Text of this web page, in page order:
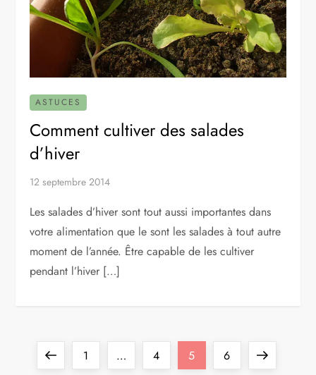
ASTUCES
Comment cultiver des salades
d’hiver
12 septembre 2014
Les salades d’hiver sont tout aussi importantes dans
votre alimentation que le sont les salades à tout autre
moment de l’année. Être capable de les cultiver
pendant l’hiver […]
PreviousPage
1 … Page
4 Page
5 Page
6
Next